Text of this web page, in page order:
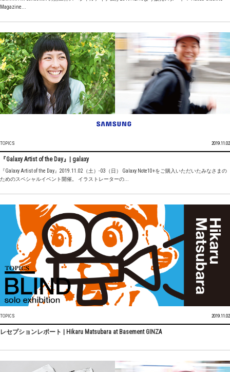
Magazine...
TOPICS 2019.11.02
『Galaxy Artist of the Day』| galaxy
『Galaxy Artist of the Day』2019.11.02（土）- 03（日） Galaxy Note10+をご購入いただいたみなさまの
ためのスペシャルイベント開催。 イラストレーターの...
TOPICS 2019.11.02
レセプションレポート | Hikaru Matsubara at Basement GINZA